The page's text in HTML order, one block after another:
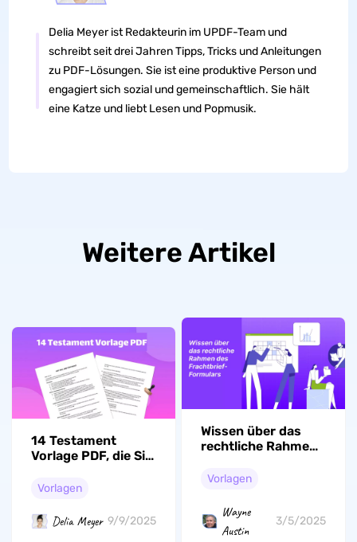
Delia Meyer ist Redakteurin im UPDF-Team und
schreibt seit drei Jahren Tipps, Tricks und Anleitungen
zu PDF-Lösungen. Sie ist eine produktive Person und
engagiert sich sozial und gemeinschaftlich. Sie hält
eine Katze und liebt Lesen und Popmusik.
Weitere Artikel
14 Testament
Vorlage PDF, die Sie
Vorlagen
Delia Meyer 9/9/2025
Wissen über das
rechtliche Rahmen
Formulars
Vorlagen
Wayne
Austin
3/5/2025